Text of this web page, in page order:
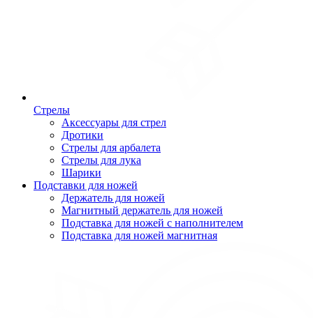
Стрелы
Аксессуары для стрел
Дротики
Стрелы для арбалета
Стрелы для лука
Шарики
Подставки для ножей
Держатель для ножей
Магнитный держатель для ножей
Подставка для ножей с наполнителем
Подставка для ножей магнитная